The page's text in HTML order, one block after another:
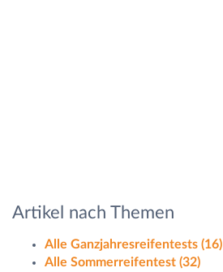
Artikel nach Themen
Alle Ganzjahresreifentests (16)
Alle Sommerreifentest (32)